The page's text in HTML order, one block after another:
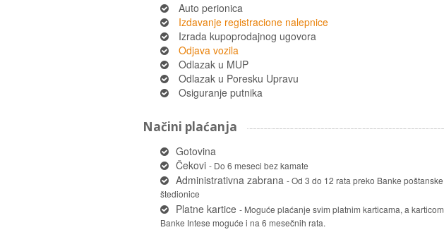
Auto perionica
Izdavanje registracione nalepnice
Izrada kupoprodajnog ugovora
Odjava vozila
Odlazak u MUP
Odlazak u Poresku Upravu
Osiguranje putnika
Načini plaćanja
Gotovina
Čekovi - Do 6 meseci bez kamate
Administrativna zabrana - Od 3 do 12 rata preko Banke poštanske
štedionice
Platne kartice - Moguće plaćanje svim platnim karticama, a karticom
Banke Intese moguće i na 6 mesečnih rata.